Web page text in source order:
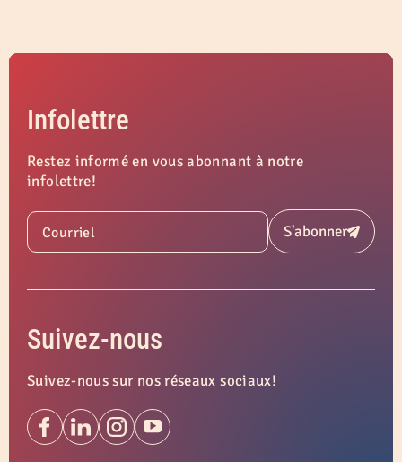
Infolettre
Restez informé en vous abonnant à notre
infolettre!
Courriel S'abonnerSoumettre
Suivez-nous
Suivez-nous sur nos réseaux sociaux!